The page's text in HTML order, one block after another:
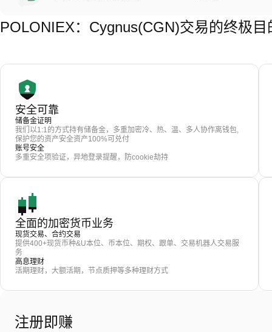
POLONIEX：Cygnus(CGN)交易的终极目
安全可靠
储备金证明
我们以1:1的方式持有储备金，多重加密冷、热、温、多人协作离钱包,
保护您的资产安全资产100%可兑付
账号安全
多重安全项验证，异地登录提醒，防cookie劫持
全面的加密货币业务
现货交易、合约交易
提供400+现货币种&U本位、币本位、期权、跟单、交易机器人交易服
务
高息理财
活期理财，大额活期，节点质押等多种理财方式
注册即赚